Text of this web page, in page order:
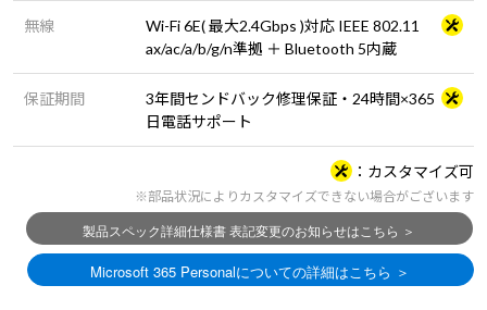
無線
Wi-Fi 6E( 最大2.4Gbps )対応 IEEE 802.11
ax/ac/a/b/g/n準拠 ＋ Bluetooth 5内蔵
保証期間
3年間センドバック修理保証・24時間×365
日電話サポート
カスタマイズ可
※部品状況によりカスタマイズできない場合がございます